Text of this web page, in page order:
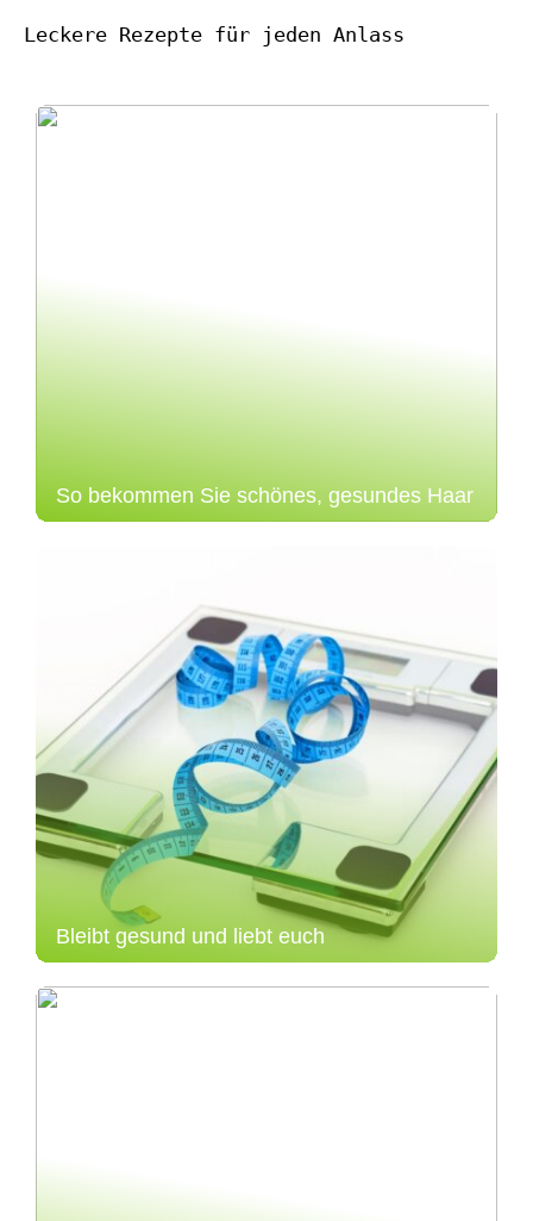
Leckere Rezepte für jeden Anlass
So bekommen Sie schönes, gesundes Haar
Bleibt gesund und liebt euch